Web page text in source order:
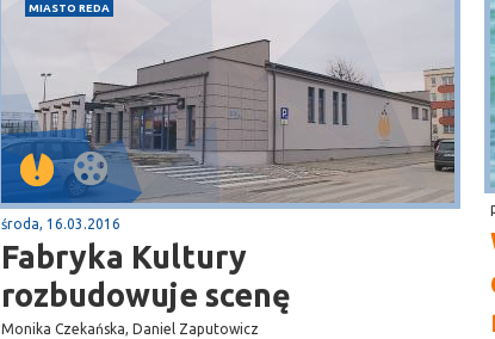
MIASTO REDA
środa, 16.03.2016
Fabryka Kultury
rozbudowuje scenę
Monika Czekańska, Daniel Zaputowicz